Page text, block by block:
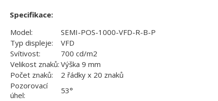
Specifikace:
Model:
SEMI-POS-1000-VFD-R-B-P
Typ displeje:
VFD
Svítivost:
700 cd/m2
Velikost znaků: Výška 9 mm
Počet znaků:
2 řádky x 20 znaků
Pozorovací
úhel:
53°